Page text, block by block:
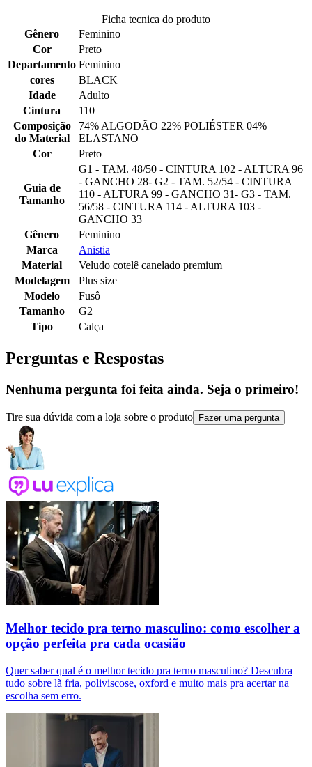
Ficha tecnica do produto
Gênero
Feminino
Cor
Preto
Departamento Feminino
cores
BLACK
Idade
Adulto
Cintura
110
Composição
do Material
74% ALGODÃO 22% POLIÉSTER 04%
ELASTANO
Cor
Preto
Guia de
Tamanho
G1 - TAM. 48/50 - CINTURA 102 - ALTURA 96
- GANCHO 28- G2 - TAM. 52/54 - CINTURA
110 - ALTURA 99 - GANCHO 31- G3 - TAM.
56/58 - CINTURA 114 - ALTURA 103 -
GANCHO 33
Gênero
Feminino
Marca
Anistia
Material
Veludo cotelê canelado premium
Modelagem
Plus size
Modelo
Fusô
Tamanho
G2
Tipo
Calça
Perguntas e Respostas
Nenhuma pergunta foi feita ainda. Seja o primeiro!
Tire sua dúvida com a loja sobre o produto Fazer uma pergunta
Melhor tecido pra terno masculino: como escolher a
opção perfeita pra cada ocasião
Quer saber qual é o melhor tecido pra terno masculino? Descubra
tudo sobre lã fria, poliviscose, oxford e muito mais pra acertar na
escolha sem erro.